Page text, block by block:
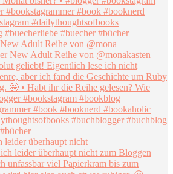
Adult Reihe von @mona
leider überhaupt nicht